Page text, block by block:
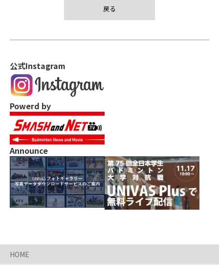
戻る
公式Instagram
Powerd by
Announce
HOME